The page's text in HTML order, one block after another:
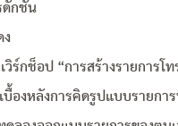
ดักชัน
ง
เวิร์กช็อป “การสร้างรายการ
เบื้องหลังการคิดรูปแบบรายก